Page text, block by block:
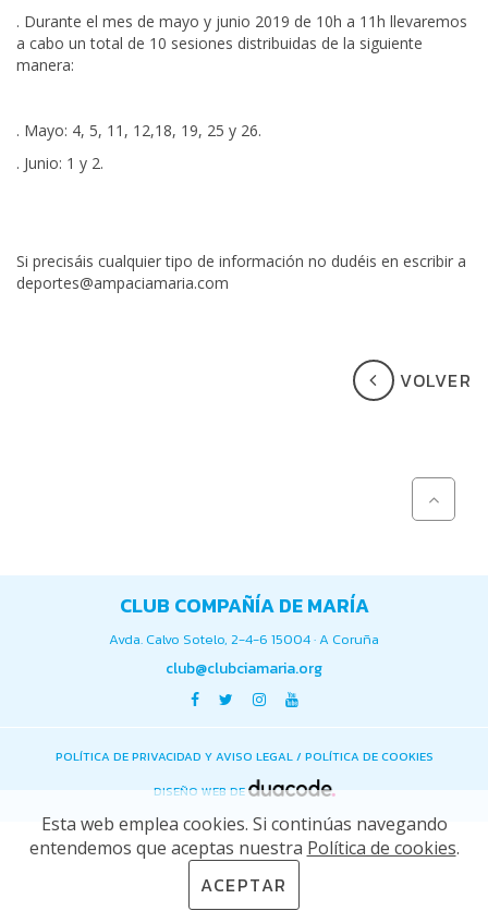
. Durante el mes de mayo y junio 2019 de 10h a 11h llevaremos
a cabo un total de 10 sesiones distribuidas de la siguiente
manera:
. Mayo: 4, 5, 11, 12,18, 19, 25 y 26.
. Junio: 1 y 2.
Si precisáis cualquier tipo de información no dudéis en escribir a
deportes@ampaciamaria.com
VOLVER
CLUB COMPAÑÍA DE MARÍA
Avda. Calvo Sotelo, 2-4-6 15004 · A Coruña
club@clubciamaria.org
POLÍTICA DE PRIVACIDAD Y AVISO LEGAL/ POLÍTICA DE COOKIES
DISEÑO WEB DE
Esta web emplea cookies. Si continúas navegando
entendemos que aceptas nuestra Política de cookies.
ACEPTAR